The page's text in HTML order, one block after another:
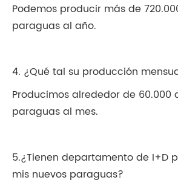
Podemos producir más de
paraguas al año.
4. ¿Qué tal su producción
Producimos alrededor de 60.000
paraguas al mes.
5.¿Tienen departamento de I+D
mis nuevos paraguas?